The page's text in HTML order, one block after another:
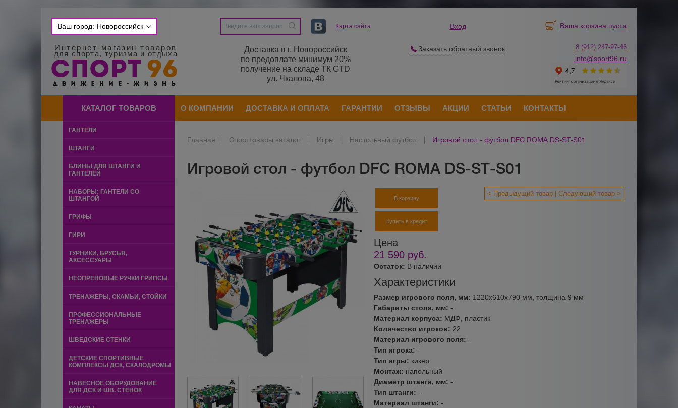
Ваш город: Новороссийск
Интернет-магазин товаров
для спорта, туризма и отдыха
Карта сайта
Доставка в г. Новороссийск
по предоплате минимум 20%
получение на складе ТК GTD
ул. Чкалова, 48
Вход
Заказать обратный звонок
Ваша корзина пуста
8 (912) 247-97-46
info@sport96.ru
КАТАЛОГ ТОВАРОВ О КОМПАНИИ ДОСТАВКА И ОПЛАТА ГАРАНТИИ ОТЗЫВЫ АКЦИИ СТАТЬИ КОНТАКТЫ
ГАНТЕЛИ
ШТАНГИ
БЛИНЫ ДЛЯ ШТАНГИ И
ГАНТЕЛЕЙ
НАБОРЫ: ГАНТЕЛИ СО
ШТАНГОЙ
ГРИФЫ
ГИРИ
ТУРНИКИ, БРУСЬЯ,
АКСЕССУАРЫ
НЕОПРЕНОВЫЕ РУЧКИ ГРИПСЫ
ТРЕНАЖЕРЫ, СКАМЬИ, СТОЙКИ
ПРОФЕССИОНАЛЬНЫЕ
ТРЕНАЖЕРЫ
ШВЕДСКИЕ СТЕНКИ
ДЕТСКИЕ СПОРТИВНЫЕ
КОМПЛЕКСЫ ДСК, СКАЛОДРОМЫ
НАВЕСНОЕ ОБОРУДОВАНИЕ
ДЛЯ ДСК И ШВ. СТЕНОК
Главная Спорттовары каталог Игры Настольный футбол Игровой стол - футбол DFC ROMA DS-ST-S01
Игровой стол - футбол DFC ROMA DS-ST-S01
< Предыдущий товар Следующий товар >
Остаток: В наличии
Характеристики
Размер игрового поля, мм: 1220х610х790 мм, толщина 9 мм
Габариты стола, мм: -
Материал корпуса: МДФ, пластик
Количество игроков: 22
Материал игрового поля: -
Тип игрока: -
Тип игры: кикер
Монтаж: напольный
Диаметр штанги, мм: -
Тип штанги: -
Материал штанги: -
Цена
21 590 руб.
В корзину
Купить в кредит